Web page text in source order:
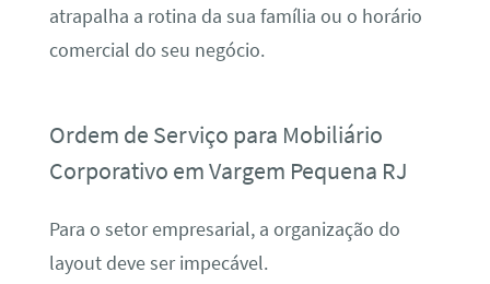
atrapalha a rotina da sua família ou o horário
comercial do seu negócio.
Ordem de Serviço para Mobiliário
Corporativo em Vargem Pequena RJ
Para o setor empresarial, a organização do
layout deve ser impecável.